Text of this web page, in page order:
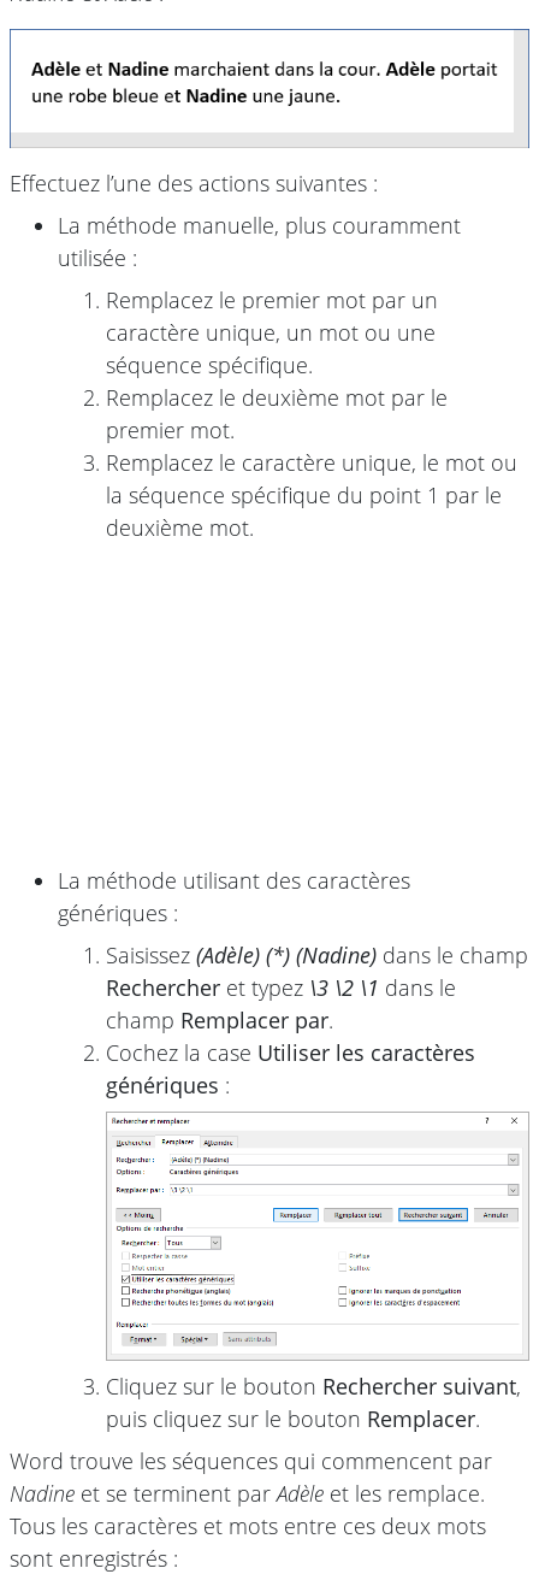
Effectuez l’une des actions suivantes :
La méthode manuelle, plus couramment
utilisée :
Remplacez le premier mot par un
caractère unique, un mot ou une
séquence spécifique.
Remplacez le deuxième mot par le
premier mot.
Remplacez le caractère unique, le mot ou
la séquence spécifique du point 1 par le
deuxième mot.
La méthode utilisant des caractères
génériques :
Saisissez (Adèle) (*) (Nadine) dans le champ
Rechercher et typez \3 \2 \1 dans le
champ Remplacer par.
Cochez la case Utiliser les caractères
génériques :
Cliquez sur le bouton Rechercher suivant,
puis cliquez sur le bouton Remplacer.
Word trouve les séquences qui commencent par
Nadine et se terminent parAdèle et les remplace.
Tous les caractères et mots entre ces deux mots
sont enregistrés :